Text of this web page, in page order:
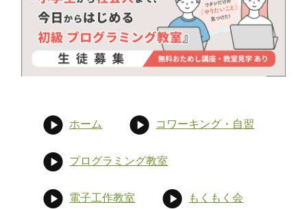
ホーム コワーキング・自習
プログラミング教室
電子工作教室 もくもく会